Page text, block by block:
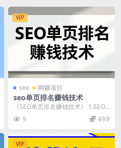
VIP
seo 网赚项目
seo单页排名赚钱技术
《SEO单页排名赚钱技术》 1.SEO
单页排名开篇.mp4 2.单页赚钱发挥
SE...9 49.9
VIP